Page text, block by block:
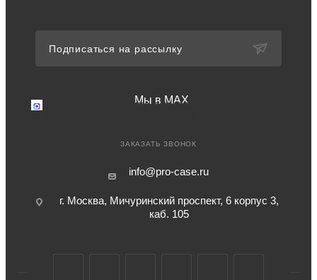
Подписаться на рассылку
Мы в MAX
Мы в MAX
Перейдите в мессенджер MAX
ЗАКАЗАТЬ ЗВОНОК
info@pro-case.ru
г. Москва, Мичуринский проспект, 6 корпус 3,
каб. 105